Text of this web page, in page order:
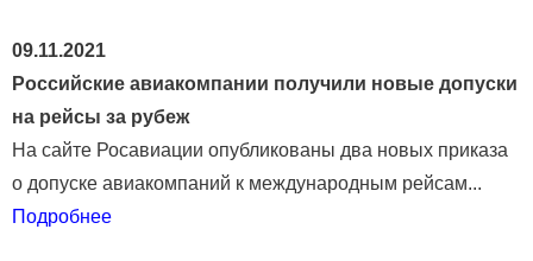
09.11.2021
Российские авиакомпании получили новые допуски
на рейсы за рубеж
На сайте Росавиации опубликованы два новых приказа
о допуске авиакомпаний к международным рейсам...
Подробнее